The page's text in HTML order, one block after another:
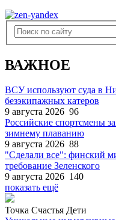
ВАЖНОЕ
ВСУ используют суда в
безэкипажных катеров
9 августа 2026 96
Российские спортсмены
зимнему плаванию
9 августа 2026 88
"Сделали все": финский
требование Зеленского
9 августа 2026 140
показать ещё
Точка Счастья Дети